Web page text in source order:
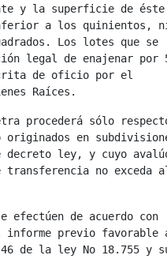
y la superficie de éste
a los quinientos,
Los lotes que se
legal de enajenar por
de oficio por el
procederá sólo
originados en
decreto ley, y cuyo
no exceda
efectúen de acuerdo con
informe previo favorable
de la ley No 18.755 y